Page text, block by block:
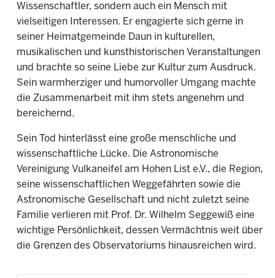
Wissenschaftler, sondern auch ein Mensch mit
vielseitigen Interessen. Er engagierte sich gerne in
seiner Heimatgemeinde Daun in kulturellen,
musikalischen und kunsthistorischen Veranstaltungen
und brachte so seine Liebe zur Kultur zum Ausdruck.
Sein warmherziger und humorvoller Umgang machte
die Zusammenarbeit mit ihm stets angenehm und
bereichernd.
Sein Tod hinterlässt eine große menschliche und
wissenschaftliche Lücke. Die Astronomische
Vereinigung Vulkaneifel am Hohen List e.V., die Region,
seine wissenschaftlichen Weggefährten sowie die
Astronomische Gesellschaft und nicht zuletzt seine
Familie verlieren mit Prof. Dr. Wilhelm Seggewiß eine
wichtige Persönlichkeit, dessen Vermächtnis weit über
die Grenzen des Observatoriums hinausreichen wird.